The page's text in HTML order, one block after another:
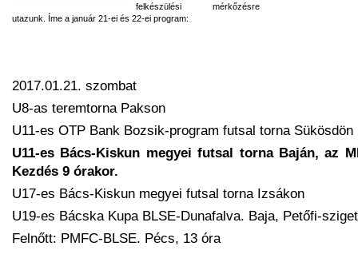
felkészülési mérkőzésre
utazunk. Íme a január 21-ei és 22-ei program:
2017.01.21. szombat
U8-as teremtorna Pakson
U11-es OTP Bank Bozsik-program futsal torna Sükösdön
U11-es Bács-Kiskun megyei futsal torna Baján, az
Kezdés 9 órakor.
U17-es Bács-Kiskun megyei futsal torna Izsákon
U19-es Bácska Kupa BLSE-Dunafalva. Baja, Petőfi-
Felnőtt: PMFC-BLSE. Pécs, 13 óra